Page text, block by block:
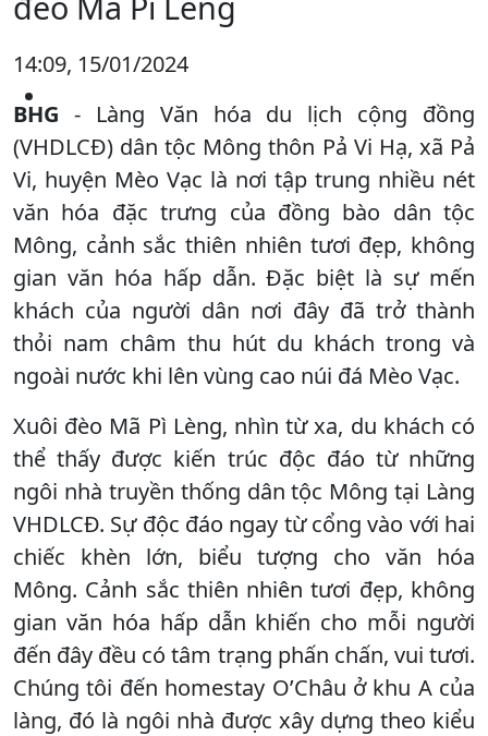
14:09, 15/01/2024
BHG - Làng Văn hóa du lịch cộng đồng
(VHDLCĐ) dân tộc Mông thôn Pả Vi Hạ, xã Pả
Vi, huyện Mèo Vạc là nơi tập trung nhiều nét
văn hóa đặc trưng của đồng bào dân tộc
Mông, cảnh sắc thiên nhiên tươi đẹp, không
gian văn hóa hấp dẫn. Đặc biệt là sự mến
khách của người dân nơi đây đã trở thành
thỏi nam châm thu hút du khách trong và
ngoài nước khi lên vùng cao núi đá Mèo Vạc.
Xuôi đèo Mã Pì Lèng, nhìn từ xa, du khách có
thể thấy được kiến trúc độc đáo từ những
ngôi nhà truyền thống dân tộc Mông tại Làng
VHDLCĐ. Sự độc đáo ngay từ cổng vào với hai
chiếc khèn lớn, biểu tượng cho văn hóa
Mông. Cảnh sắc thiên nhiên tươi đẹp, không
gian văn hóa hấp dẫn khiến cho mỗi người
đến đây đều có tâm trạng phấn chấn, vui tươi.
Chúng tôi đến homestay O’Châu ở khu A của
làng, đó là ngôi nhà được xây dựng theo kiểu